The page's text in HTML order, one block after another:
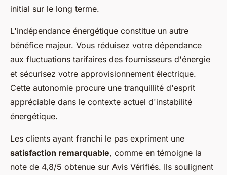
initial sur le long terme.
L'indépendance énergétique constitue un autre
bénéfice majeur. Vous réduisez votre dépendance
aux fluctuations tarifaires des fournisseurs d'énergie
et sécurisez votre approvisionnement électrique.
Cette autonomie procure une tranquillité d'esprit
appréciable dans le contexte actuel d'instabilité
énergétique.
Les clients ayant franchi le pas expriment une
satisfaction remarquable, comme en témoigne la
note de 4,8/5 obtenue sur Avis Vérifiés. Ils soulignent